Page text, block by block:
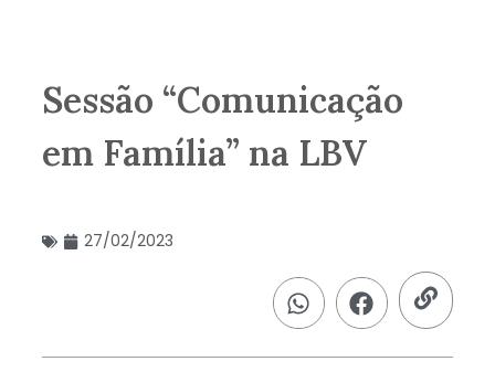
Sessão “Comunicação
em Família” na LBV
27/02/2023